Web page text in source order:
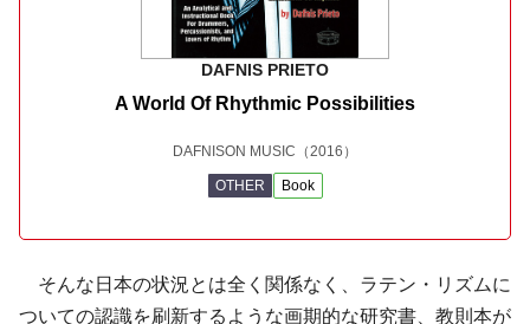
DAFNIS PRIETO
A World Of Rhythmic Possibilities
DAFNISON MUSIC （2016）
OTHER Book
そんな日本の状況とは全く関係なく、ラテン・リズムに
ついての認識を刷新するような画期的な研究書、教則本が